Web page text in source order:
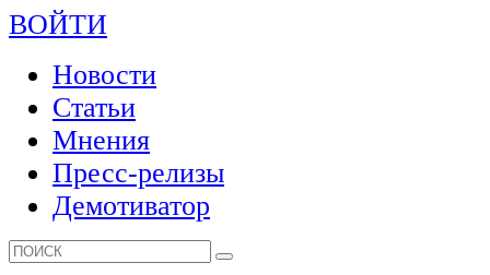
ВОЙТИ
Новости
Статьи
Мнения
Пресс-релизы
Демотиватор